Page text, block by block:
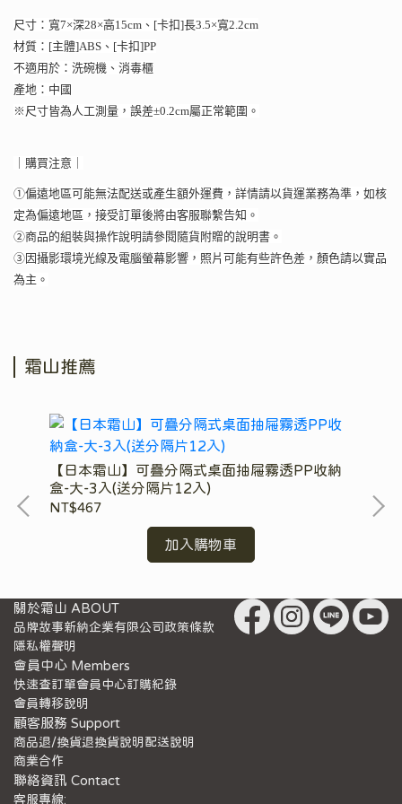
尺寸：寬7×深28×高15cm、[卡扣]長3.5×寬2.2cm
材質：[主體]ABS、[卡扣]PP
不適用於：洗碗機、消毒櫃
產地：中國
※尺寸皆為人工測量，誤差±0.2cm屬正常範圍。
｜購買注意｜
①偏遠地區可能無法配送或產生額外運費，詳情請以貨運業務為準，如核
定為偏遠地區，接受訂單後將由客服聯繫告知。
②商品的組裝與操作說明請參閱隨貨附贈的說明書。
③因攝影環境光線及電腦螢幕影響，照片可能有些許色差，顏色請以實品
為主。
霜山推薦
【日本霜山】可疊分隔式桌面抽屜霧透PP收納
盒-大-3入(送分隔片12入)
NT$467
加入購物車
關於霜山 ABOUT
品牌故事新納企業有限公司政策條款
隱私權聲明
會員中心 Members
快速查訂單會員中心訂購紀錄
會員轉移說明
顧客服務 Support
商品退/換貨退換貨說明配送說明
商業合作
聯絡資訊 Contact
客服專線: